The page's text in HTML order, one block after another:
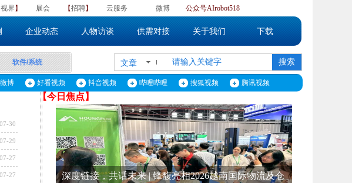
视界 】 展会 【招聘】 云服务 微博 公众号AIrobot518
企业动态 人物访谈 供需对接 关于我们 下载
软件/系统 文章 搜索
微博 好看视频 抖音视频 哔哩哔哩 搜狐视频 腾讯视频
【​今日焦点 】
30
29
27
27